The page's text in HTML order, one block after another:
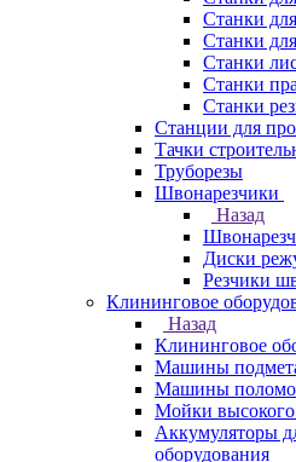
Станки
Станки
Станки
Станки
Станки
Станции для
Тачки
Труборезы
Швонарезчики
Назад
Диски
Резчики
Клининговое
Назад
Клининговое
Машины
Машины
Мойки высокого
Аккумуляторы
оборудования